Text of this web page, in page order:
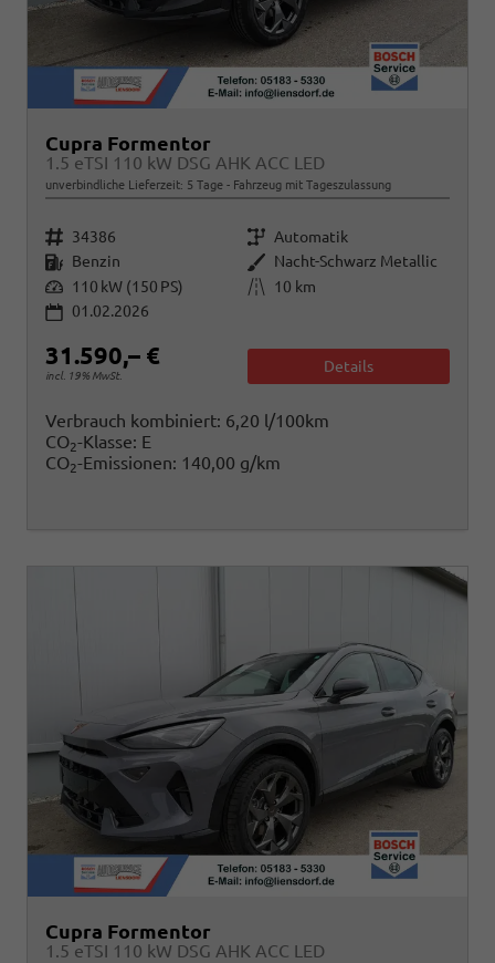
Cupra Formentor
1.5 eTSI 110 kW DSG AHK ACC LED
unverbindliche Lieferzeit: 5 Tage Fahrzeug mit Tageszulassung
Fahrzeugnr. 34386 Getriebe Automatik
Kraftstoff Benzin Außenfarbe Nacht-Schwarz Metallic
Leistung 110 kW (150 PS) Kilometerstand
10 km
01.02.2026
31.590,– €
incl. 19% MwSt.
Details
Verbrauch kombiniert: 6,20 l/100km
CO2-Klasse: E
CO2-Emissionen: 140,00 g/km
Cupra Formentor
1.5 eTSI 110 kW DSG AHK ACC LED